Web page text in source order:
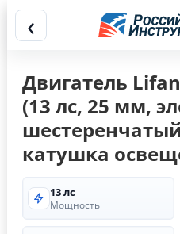
‹
Двигатель
(13 лс, 25 мм,
катушка
13 лс
Мощность